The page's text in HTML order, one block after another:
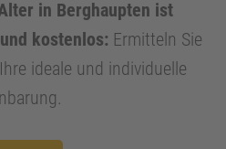
in Berghaupten ist
kostenlos: Ermitteln Sie
ideale und individuelle